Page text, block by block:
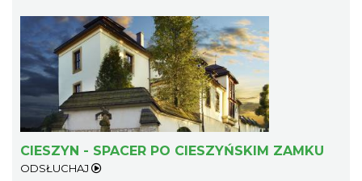
0.21 km
Mozaika Folkloru II – Spotkanie trzech
CIESZYN - SPACER PO CIESZYŃSKIM ZAMKU
ODSŁUCHAJ